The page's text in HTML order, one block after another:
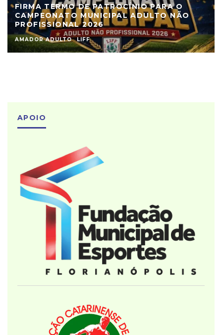
FIRMA TERMO DE PATROCÍNIO PARA O
CAMPEONATO MUNICIPAL ADULTO NÃO
PROFISSIONAL 2026
AMADOR ADULTO LIFF
APOIO